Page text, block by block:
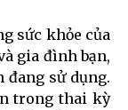
sức khỏe của
gia đình bạn,
đang sử dụng.
trong thai kỳ